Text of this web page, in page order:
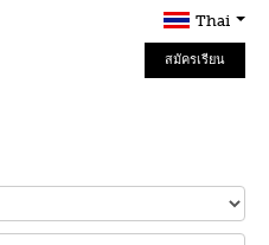
Thai
สมัครเรียน
Online